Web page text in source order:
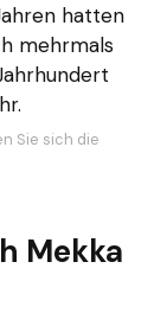
hatten
mehrmals
Sie sich die
Mekka